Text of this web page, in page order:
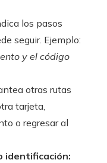
los pasos
seguir. Ejemplo:
y el código
otras rutas
tarjeta,
o regresar al
identificación: